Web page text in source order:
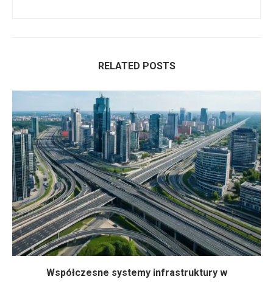
RELATED POSTS
Współczesne systemy infrastruktury w